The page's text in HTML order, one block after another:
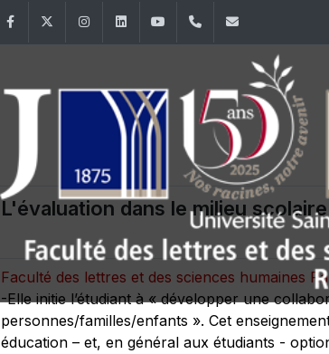
FacebookTwitter InstagramLinkedInYouTube+961 (1) 421 000
L'évaluation dans le milieu scolaire
Faculté des lettres et des sciences humaines
-Elle initie l’étudiant à « développer une
personnes/familles/enfants ». Cet
éducation – et, en général aux étudiants -